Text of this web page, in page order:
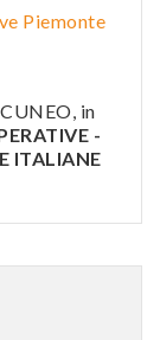
Piemonte
in
-
ITALIANE